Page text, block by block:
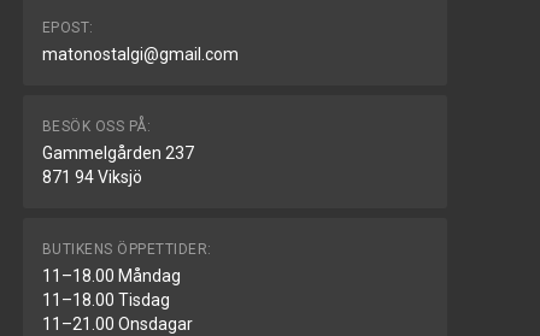
EPOST:
matonostalgi@gmail.com
BESÖK OSS PÅ:
Gammelgården 237
871 94 Viksjö
BUTIKENS ÖPPETTIDER:
11–18.00 Måndag
11–18.00 Tisdag
11–21.00 Onsdagar